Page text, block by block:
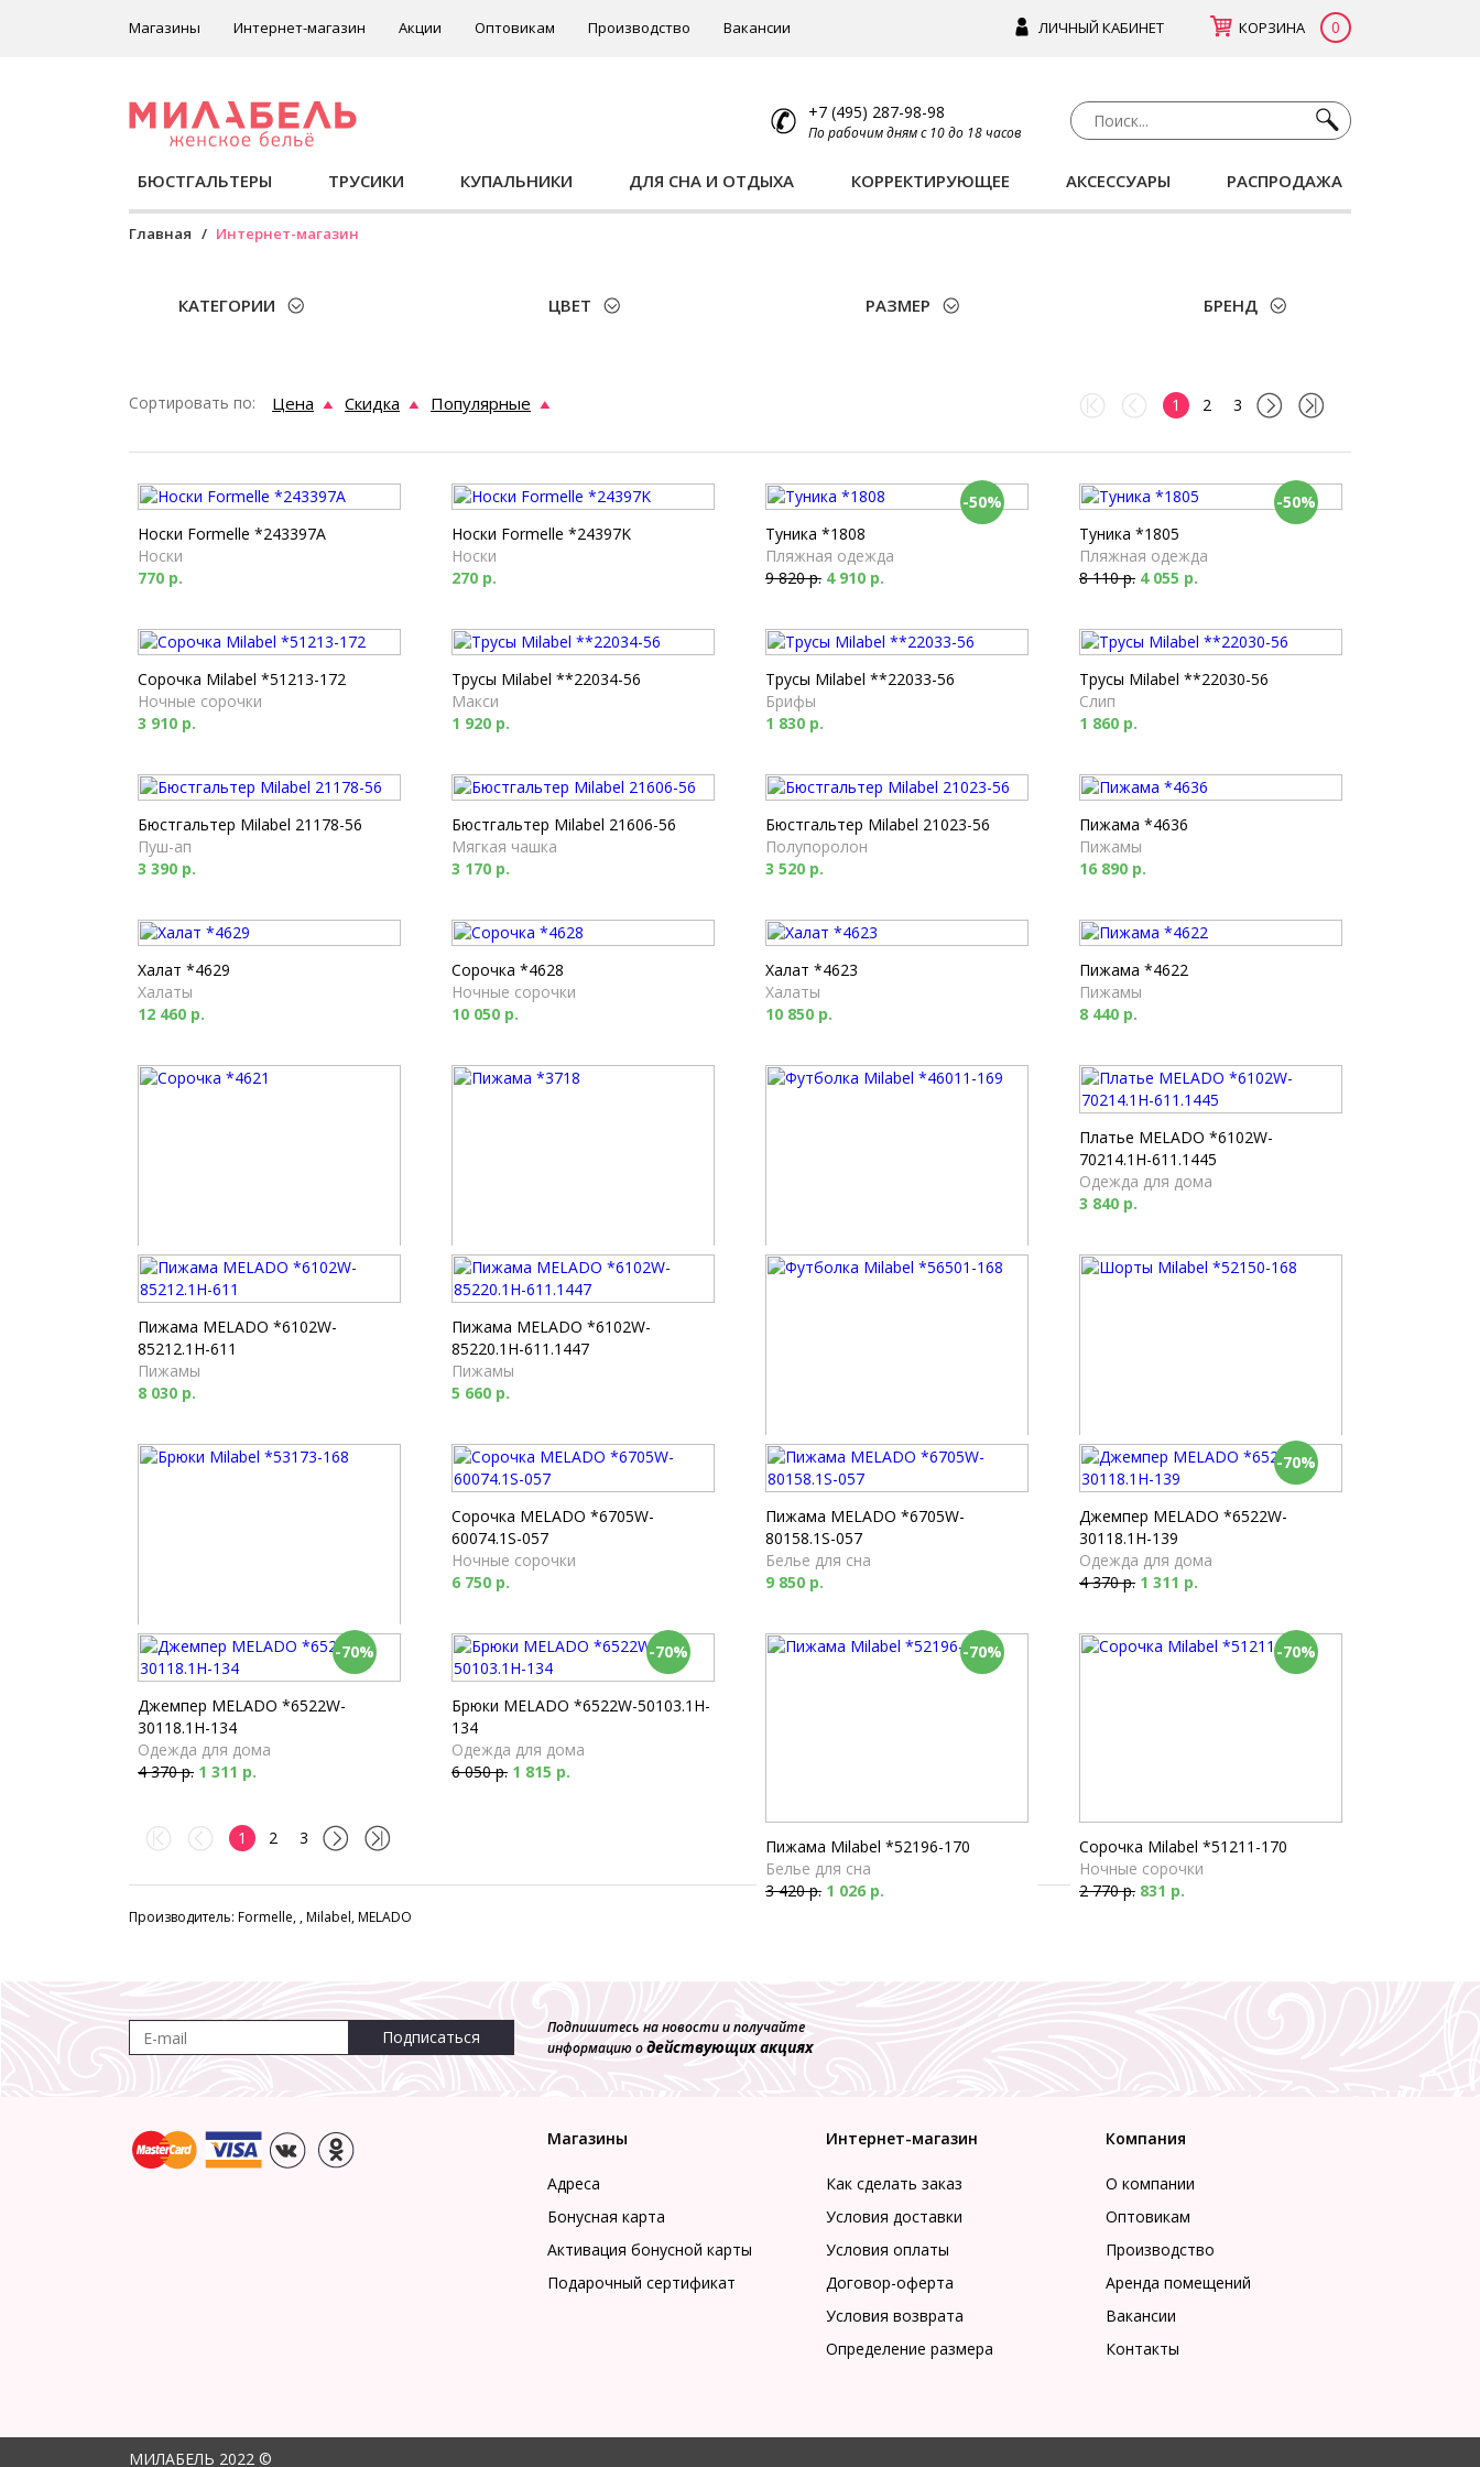
ЛИЧНЫЙ КАБИНЕТ КОРЗИНА 0
Магазины Интернет-магазин Акции Оптовикам Производство Вакансии
+7 (495) 287-98-98
По рабочим дням с 10 до 18 часов
БЮСТГАЛЬТЕРЫ ТРУСИКИ КУПАЛЬНИКИ ДЛЯ СНА И ОТДЫХА КОРРЕКТИРУЮЩЕЕ АКСЕССУАРЫ РАСПРОДАЖА
Главная Интернет-магазин
КАТЕГОРИИ ЦВЕТ РАЗМЕР БРЕНД
Сортировать по: Цена Скидка Популярные 1 2 3
Носки Formelle *243397A
Носки
770 р.
Носки Formelle *24397K
Носки
270 р.
-50%
Туника *1808
Пляжная одежда
9 820 р. 4 910 р.
-50%
Туника *1805
Пляжная одежда
8 110 р. 4 055 р.
Сорочка Milabel *51213-172
Ночные сорочки
3 910 р.
Трусы Milabel **22034-56
Макси
1 920 р.
Трусы Milabel **22033-56
Брифы
1 830 р.
Трусы Milabel **22030-56
Слип
1 860 р.
Бюстгальтер Milabel 21178-56
Пуш-ап
3 390 р.
Бюстгальтер Milabel 21606-56
Мягкая чашка
3 170 р.
Бюстгальтер Milabel 21023-56
Полупоролон
3 520 р.
Пижама *4636
Пижамы
16 890 р.
Халат *4629
Халаты
12 460 р.
Сорочка *4628
Ночные сорочки
10 050 р.
Халат *4623
Халаты
10 850 р.
Пижама *4622
Пижамы
8 440 р.
Сорочка *4621
Ночные сорочки
8 440 р.
Пижама *3718
Пижамы
16 930 р.
Футболка Milabel *46011-169
Платье MELADO *6102W-
70214.1H-611.1445
Одежда для дома
3 840 р.
Пижама MELADO *6102W-
85212.1H-611
Пижамы
8 030 р.
Пижама MELADO *6102W-
85220.1H-611.1447
Пижамы
5 660 р.
Футболка Milabel *56501-168
Футболки
1 790 р.
Шорты Milabel *52150-168
Пижамы
2 610 р.
Брюки Milabel *53173-168
Пижамы
4 040 р.
Сорочка MELADO *6705W-
60074.1S-057
Ночные сорочки
6 750 р.
Пижама MELADO *6705W-
80158.1S-057
Белье для сна
9 850 р.
-70%
Джемпер MELADO *6522W-
30118.1H-139
Одежда для дома
4 370 р. 1 311 р.
-70%
Джемпер MELADO *6522W-
30118.1H-134
Одежда для дома
4 370 р. 1 311 р.
-70%
Брюки MELADO *6522W-50103.1H-
134
Одежда для дома
6 050 р. 1 815 р.
-70%
Пижама Milabel *52196-170
Белье для сна
3 420 р. 1 026 р.
-70%
Сорочка Milabel *51211-170
Ночные сорочки
2 770 р. 831 р.
1 2 3
Производитель: Formelle, , Milabel, MELADO
Подписаться
Подпишитесь на новости и получайте
информацию одействующих акциях
Магазины
Адреса
Бонусная карта
Активация бонусной карты
Подарочный сертификат
Интернет-магазин
Как сделать заказ
Условия доставки
Условия оплаты
Договор-оферта
Условия возврата
Определение размера
Компания
О компании
Оптовикам
Производство
Аренда помещений
Вакансии
Контакты
МИЛАБЕЛЬ 2022 ©